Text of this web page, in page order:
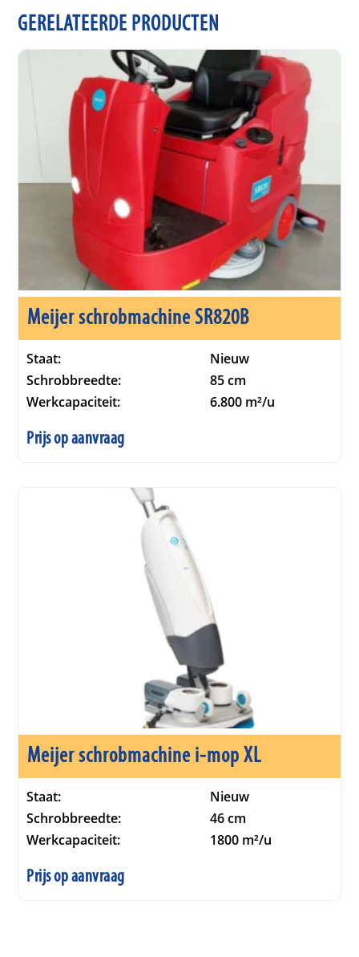
GERELATEERDE PRODUCTEN
Meijer schrobmachine SR820B
Staat:
Nieuw
Schrobbreedte:
85 cm
Werkcapaciteit:
6.800 m²/u
Prijs op aanvraag
Meijer schrobmachine i-mop XL
Staat:
Nieuw
Schrobbreedte:
46 cm
Werkcapaciteit:
1800 m²/u
Prijs op aanvraag